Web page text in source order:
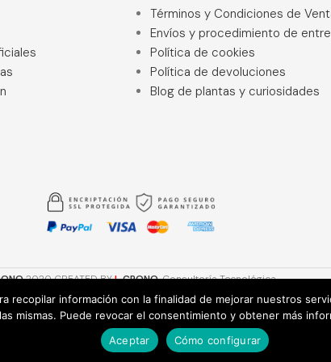
Términos y Condiciones de
Envíos y procedimiento de
Política de cookies
Política de devoluciones
Blog de plantas y curiosidades
2020 CREATED BYI-CRONO. Consultoría Tecnológica.
información con la finalidad de mejorar nuestros
mismas. Puede revocar el consentimiento y obtener más
Aceptar
Cómo configurar